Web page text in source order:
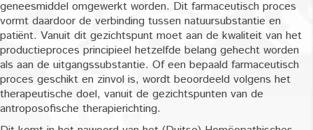
geneesmiddel omgewerkt worden. Dit farmaceutisch proces
vormt daardoor de verbinding tussen natuursubstantie en
patiënt. Vanuit dit gezichtspunt moet aan de kwaliteit van het
productieproces principieel hetzelfde belang gehecht worden
als aan de uitgangssubstantie. Of een bepaald farmaceutisch
proces geschikt en zinvol is, wordt beoordeeld volgens het
therapeutische doel, vanuit de gezichtspunten van de
antroposofische therapierichting.